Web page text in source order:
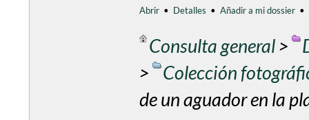
Abrir • Detalles • Añadir a mi dossier •
Consulta general>
>
Colección
de un aguador en la